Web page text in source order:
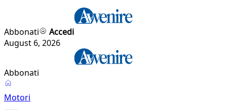
Abbonati
Accedi
August 6, 2026
Abbonati
Motori